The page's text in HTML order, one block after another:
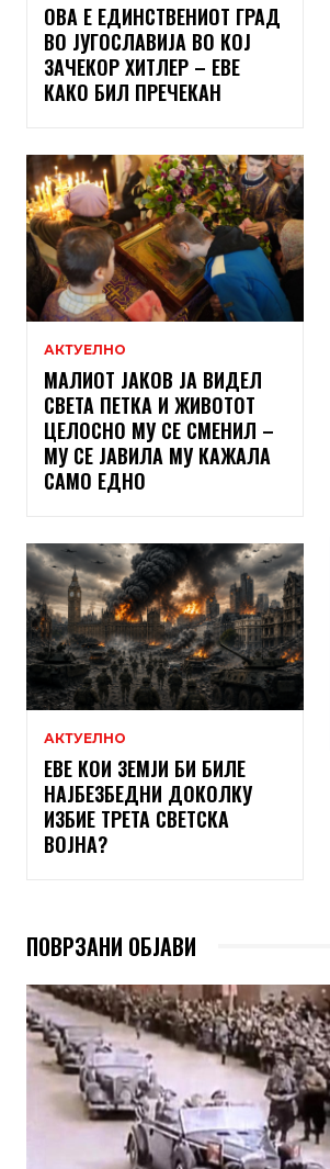
ОВА Е ЕДИНСТВЕНИОТ ГРАД
ВО ЈУГОСЛАВИЈА ВО КОЈ
ЗАЧЕКОР ХИТЛЕР – ЕВЕ
КАКО БИЛ ПРЕЧЕКАН
АКТУЕЛНО
МАЛИОТ ЈАКОВ ЈА ВИДЕЛ
СВЕТА ПЕТКА И ЖИВОТОТ
ЦЕЛОСНО МУ СЕ СМЕНИЛ –
МУ СЕ ЈАВИЛА МУ КАЖАЛА
САМО ЕДНО
АКТУЕЛНО
ЕВЕ КОИ ЗЕМЈИ БИ БИЛЕ
НАЈБЕЗБЕДНИ ДОКОЛКУ
ИЗБИЕ ТРЕТА СВЕТСКА
ВОЈНА?
ПОВРЗАНИ ОБЈАВИ